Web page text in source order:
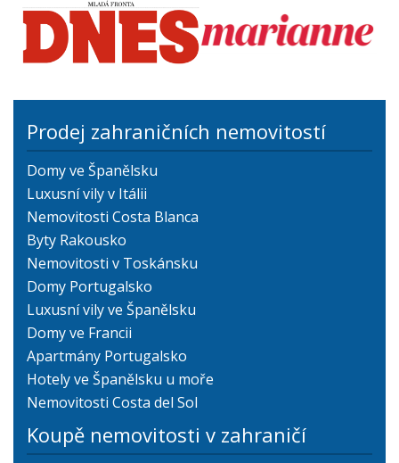
Prodej zahraničních nemovitostí
Domy ve Španělsku
Luxusní vily v Itálii
Nemovitosti Costa Blanca
Byty Rakousko
Nemovitosti v Toskánsku
Domy Portugalsko
Luxusní vily ve Španělsku
Domy ve Francii
Apartmány Portugalsko
Hotely ve Španělsku u moře
Nemovitosti Costa del Sol
Koupě nemovitosti v zahraničí